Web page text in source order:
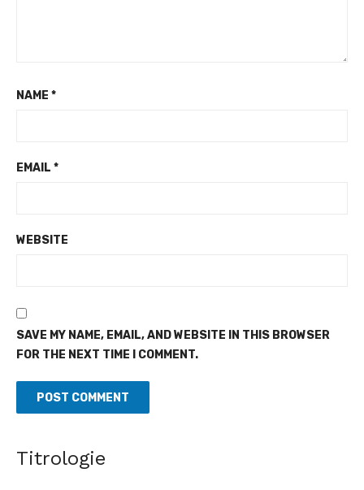
NAME *
EMAIL *
WEBSITE
SAVE MY NAME, EMAIL, AND WEBSITE IN THIS BROWSER
FOR THE NEXT TIME I COMMENT.
Titrologie